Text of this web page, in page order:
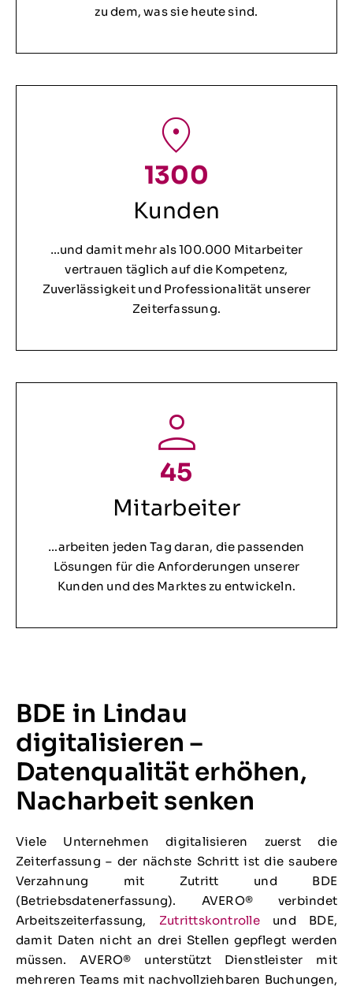
zu dem, was sie heute sind.
1300
Kunden
…und damit mehr als 100.000 Mitarbeiter
vertrauen täglich auf die Kompetenz,
Zuverlässigkeit und Professionalität unserer
Zeiterfassung.
45
Mitarbeiter
…arbeiten jeden Tag daran, die passenden
Lösungen für die Anforderungen unserer
Kunden und des Marktes zu entwickeln.
BDE in Lindau
digitalisieren –
Datenqualität erhöhen,
Nacharbeit senken
Viele Unternehmen digitalisieren zuerst die
Zeiterfassung – der nächste Schritt ist die saubere
Verzahnung mit Zutritt und BDE
(Betriebsdatenerfassung). AVERO® verbindet
Arbeitszeiterfassung, Zutrittskontrolleund BDE,
damit Daten nicht an drei Stellen gepflegt werden
müssen. AVERO® unterstützt Dienstleister mit
mehreren Teams mit nachvollziehbaren Buchungen,